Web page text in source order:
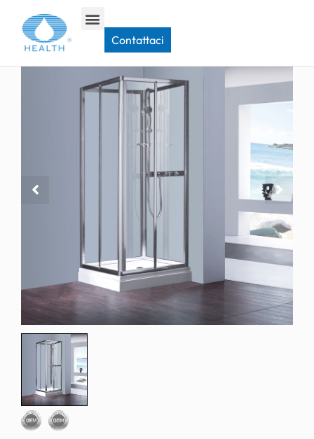
Contattaci
Casa > Cabina doccia